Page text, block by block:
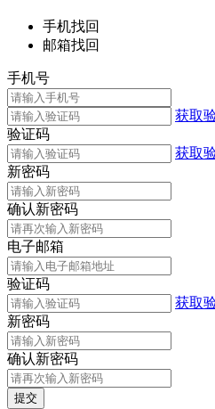
手机找回
邮箱找回
手机号
获取
验证码
获取
新密码
确认新密码
电子邮箱
验证码
获取
新密码
确认新密码